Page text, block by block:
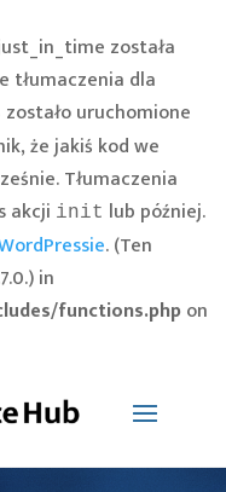
została
tłumaczenia dla
zostało uruchomione
że jakiś kod we
Tłumaczenia
akcji init lub później.
. (Ten
in
functions.php on